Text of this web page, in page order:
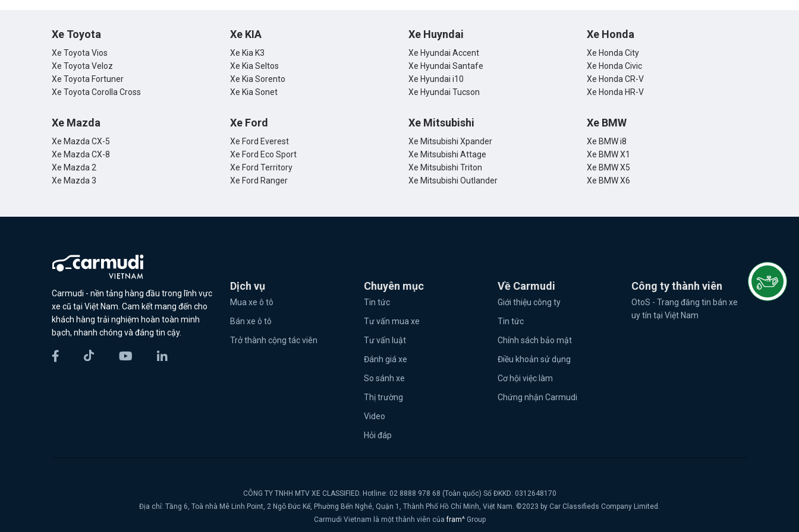
Xe Toyota
Xe Toyota Vios
Xe Toyota Veloz
Xe Toyota Fortuner
Xe Toyota Corolla Cross
Xe KIA
Xe Kia K3
Xe Kia Seltos
Xe Kia Sorento
Xe Kia Sonet
Xe Huyndai
Xe Hyundai Accent
Xe Hyundai Santafe
Xe Hyundai i10
Xe Hyundai Tucson
Xe Honda
Xe Honda City
Xe Honda Civic
Xe Honda CR-V
Xe Honda HR-V
Xe Mazda
Xe Mazda CX-5
Xe Mazda CX-8
Xe Mazda 2
Xe Mazda 3
Xe Ford
Xe Ford Everest
Xe Ford Eco Sport
Xe Ford Territory
Xe Ford Ranger
Xe Mitsubishi
Xe Mitsubishi Xpander
Xe Mitsubishi Attage
Xe Mitsubishi Triton
Xe Mitsubishi Outlander
Xe BMW
Xe BMW i8
Xe BMW X1
Xe BMW X5
Xe BMW X6
Carmudi - nền tảng hàng đầu trong lĩnh vực
xe cũ tại Việt Nam. Cam kết mang đến cho
khách hàng trải nghiệm hoàn toàn minh
bạch, nhanh chóng và đáng tin cậy.
Dịch vụ
Mua xe ô tô
Bán xe ô tô
Trở thành cộng tác viên
Chuyên mục
Tin tức
Tư vấn mua xe
Tư vấn luật
Đánh giá xe
So sánh xe
Thị trường
Video
Hỏi đáp
Về Carmudi
Giới thiệu công ty
Tin tức
Chính sách bảo mật
Điều khoản sử dụng
Cơ hội việc làm
Chứng nhận Carmudi
Công ty thành viên
OtoS - Trang đăng tin bán xe
uy tín tại Việt Nam
CÔNG TY TNHH MTV XE CLASSIFIED. Hotline: 02 8888 978 68 (Toàn quốc) Số ĐKKD: 0312648170
Địa chỉ: Tầng 6, Toà nhà Mê Linh Point, 2 Ngô Đức Kế, Phường Bến Nghé, Quận 1, Thành Phố Hồ Chí Minh, Việt Nam. ©2023 by Car Classifieds Company Limited.
Carmudi Vietnam là một thành viên củafram^ Group